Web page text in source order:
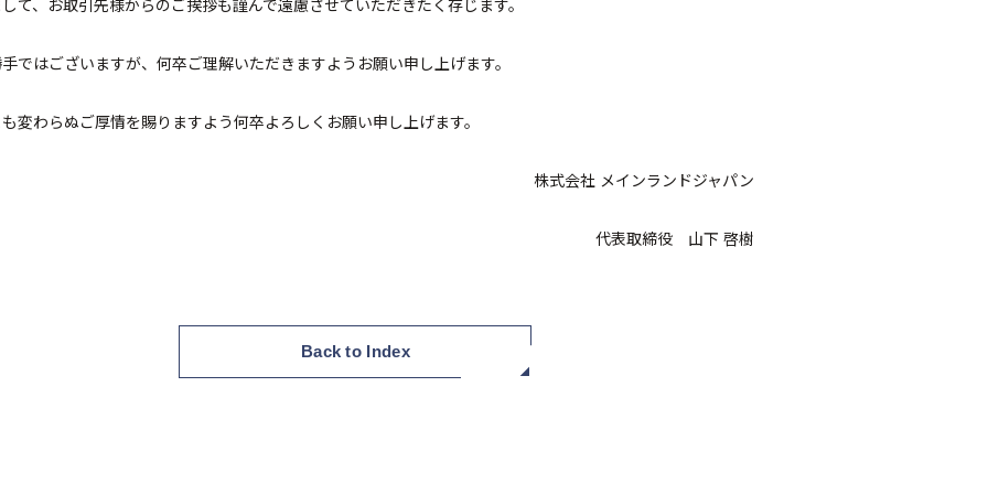
て、お取引先様からのご挨拶も謹んで遠慮させていただきたく存じます。
ではございますが、何卒ご理解いただきますようお願い申し上げます。
変わらぬご厚情を賜りますよう何卒よろしくお願い申し上げます。
株式会社 メインランドジャパン
代表取締役 山下 啓樹
Back to Index